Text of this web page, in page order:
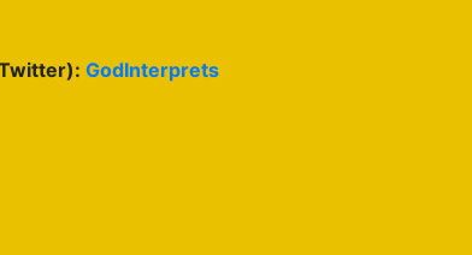
GodInterprets